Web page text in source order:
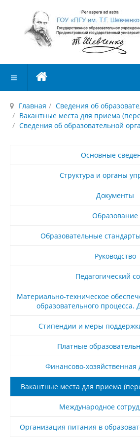
Главная
Сведения об
Вакантные места для приема
Сведения об образовательной
Основные
Структура и органы
Документы
Образование
Образовательные
Руководство
Педагогический
Материально-техническое
образовательного процесса.
Стипендии и меры
Платные
Финансово-хозяйственная
Вакантные места для приема
Международное
Организация питания в